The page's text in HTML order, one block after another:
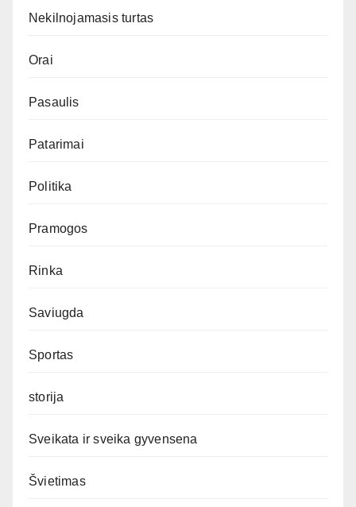
Nekilnojamasis turtas
Orai
Pasaulis
Patarimai
Politika
Pramogos
Rinka
Saviugda
Sportas
storija
Sveikata ir sveika gyvensena
Švietimas